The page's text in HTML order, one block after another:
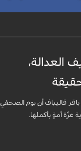
العدالة،
قاليباف أن يوم الصحفي
عزّة أمةٍ بأكملها.